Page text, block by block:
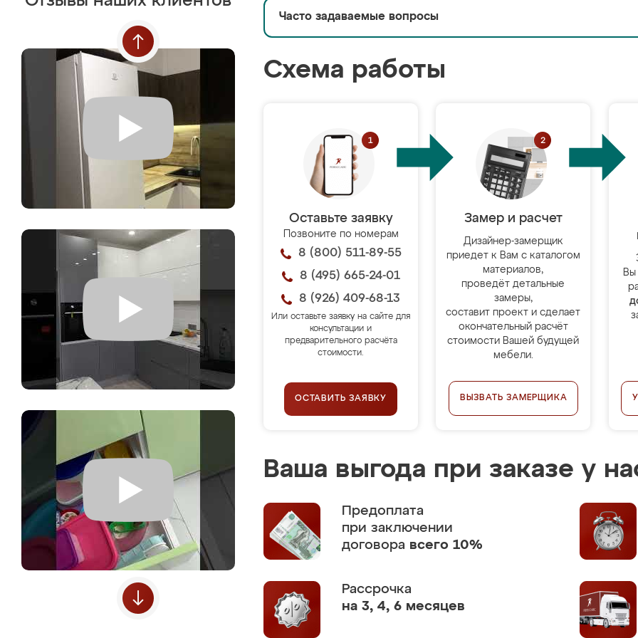
Часто задаваемые вопросы
Схема работы
Оставьте заявку
Позвоните по номерам
8 (800) 511-89-55
8 (495) 665-24-01
8 (926) 409-68-13
Или оставьте заявку на сайте для
консультации и
предварительного расчёта
стоимости.
ОСТАВИТЬ ЗАЯВКУ
Замер и расчет
Дизайнер-замерщик
приедет к Вам с каталогом
материалов,
проведёт детальные
замеры,
составит проект и сделает
окончательный расчёт
стоимости Вашей будущей
мебели.
ВЫЗВАТЬ ЗАМЕРЩИКА
Вы
Ваша выгода при заказе у
Предоплата
при заключении
договора всего 10%
Рассрочка
на 3, 4, 6 месяцев